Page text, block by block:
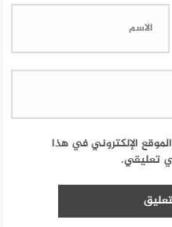
الإلكتروني في هذا
تعليقي.